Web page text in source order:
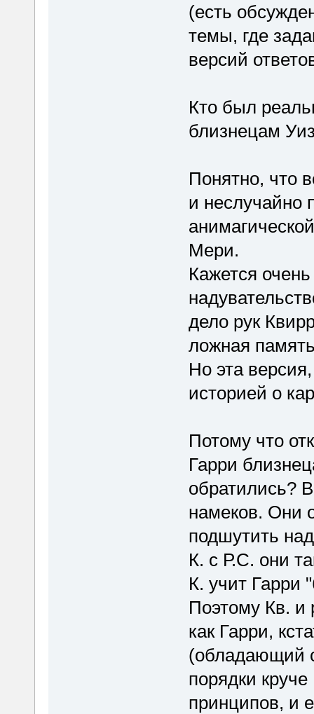
(есть
темы, где
версий
Кто был
близнецам
Понятно, что
и неслучайно
Мери.
Кажется
дело рук
ложная
Но эта
историей о
Потому что
Гарри
обратились?
намеков. Они
подшутить
К. с Р.С. они
К. учит
Поэтому Кв. и
как Гарри,
(обладающий
порядки
принципов, и